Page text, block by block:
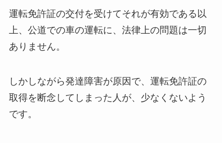
運転免許証の交付を受けてそれが有効である以
上、公道での車の運転に、法律上の問題は一切
ありません。
しかしながら発達障害が原因で、運転免許証の
取得を断念してしまった人が、少なくないよう
です。